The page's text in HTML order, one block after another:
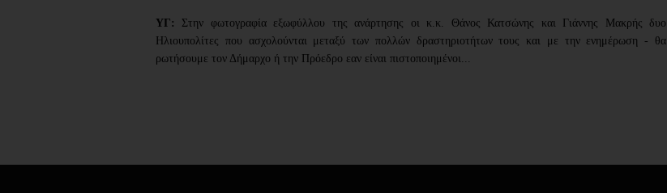
ΥΓ: Στην φωτογραφία εξωφύλλου της ανάρτησης οι κ.κ. Θάνος Κατσώνης και Γιάννης Μακρής δυο
Ηλιουπολίτες που ασχολούνται μεταξύ των πολλών δραστηριοτήτων τους και με την ενημέρωση - θα
ρωτήσουμε τον Δήμαρχο ή την Πρόεδρο εαν είναι πιστοποιημένοι...